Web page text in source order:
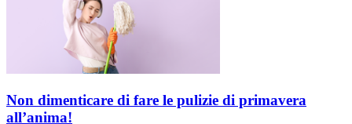
Non dimenticare di fare le pulizie di primavera
all’anima!